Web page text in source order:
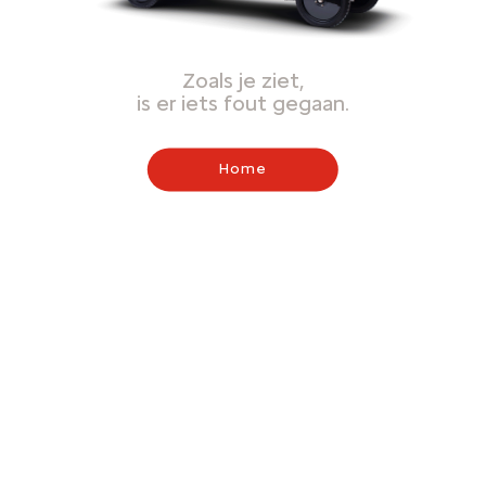
Zoals je ziet,
is er iets fout gegaan.
Home